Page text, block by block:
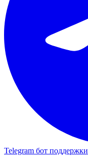
Telegram бот поддержки